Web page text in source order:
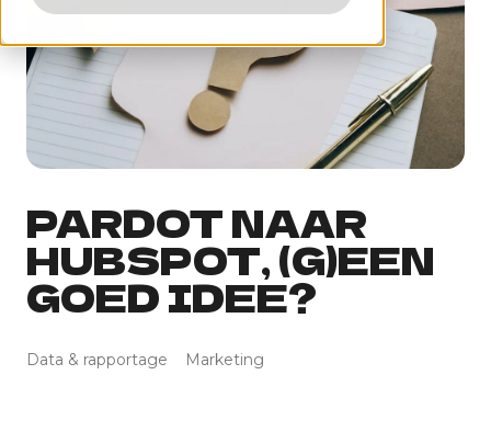
PARDOT NAAR
HUBSPOT, (G)EEN
GOED IDEE?
Data & rapportage Marketing